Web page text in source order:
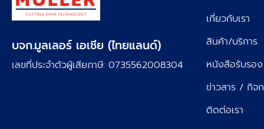
บจก.มูลเลอร์ เอเชีย (ไทยแลนด์)
เลขที่ประจำตัวผู้เสียภาษี: 0735562008304
เกี่ยวกับเรา
สินค้า/บริการ
หนังสือรับรอง
ข่าวสาร / กิจ
ติดต่อเรา